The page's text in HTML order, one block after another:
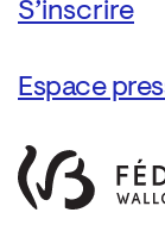
Espace